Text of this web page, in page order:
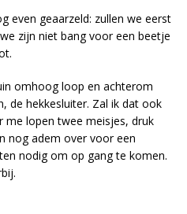
even geaarzeld: zullen we eerst
zijn niet bang voor een beetje
omhoog loop en achterom
de hekkesluiter. Zal ik dat ook
me lopen twee meisjes, druk
nog adem over voor een
nodig om op gang te komen.